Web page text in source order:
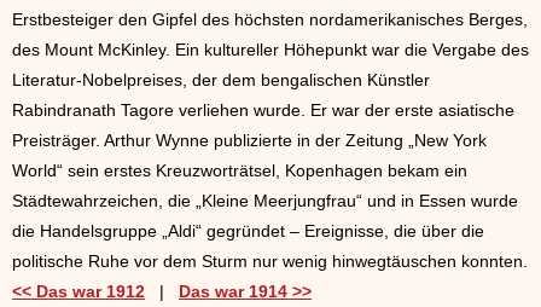
Erstbesteiger den Gipfel des höchsten nordamerikanisches Berges,
des Mount McKinley. Ein kultureller Höhepunkt war die Vergabe des
Literatur-Nobelpreises, der dem bengalischen Künstler
Rabindranath Tagore verliehen wurde. Er war der erste asiatische
Preisträger. Arthur Wynne publizierte in der Zeitung „New York
World“ sein erstes Kreuzworträtsel, Kopenhagen bekam ein
Städtewahrzeichen, die „Kleine Meerjungfrau“ und in Essen wurde
die Handelsgruppe „Aldi“ gegründet – Ereignisse, die über die
politische Ruhe vor dem Sturm nur wenig hinwegtäuschen konnten.
<< Das war 1912 | Das war 1914 >>